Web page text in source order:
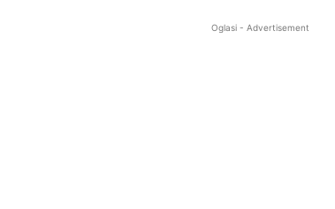
Oglasi - Advertisement